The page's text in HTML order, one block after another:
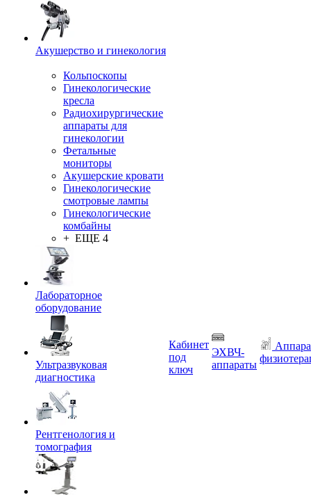
Акушерство и гинекология
Кольпоскопы
Гинекологические
кресла
Радиохирургические
аппараты для
гинекологии
Фетальные
мониторы
Акушерские кровати
Гинекологические
смотровые лампы
Гинекологические
комбайны
+ ЕЩЕ 4
Лабораторное
оборудование
Ультразвуковая
диагностика
Рентгенология и
томография
Кабинет
под
ключ
ЭХВЧ-
аппараты